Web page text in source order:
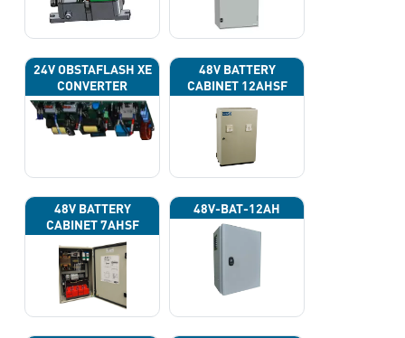
24V OBSTAFLASH XE
CONVERTER
48V BATTERY
CABINET 12AHSF
(INPUT POWER
220VAC)
48V BATTERY
CABINET 7AHSF
(INPUT POWER
220VAC)
48V-BAT-12AH